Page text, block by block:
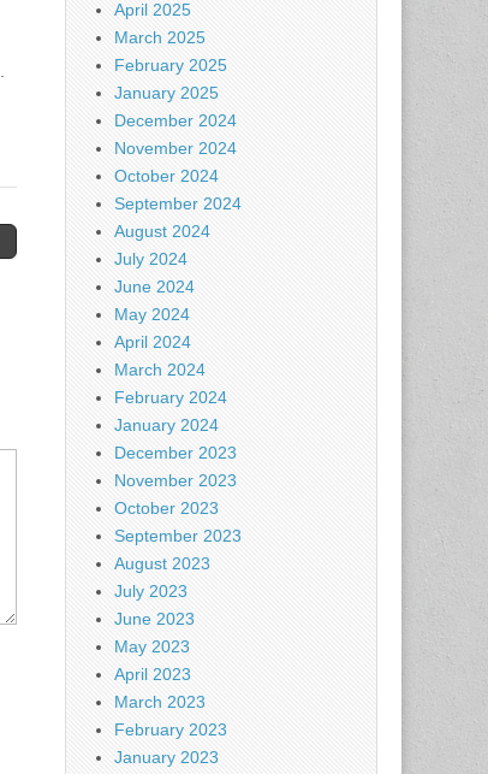
April 2025
March 2025
February 2025
January 2025
December 2024
November 2024
October 2024
September 2024
August 2024
July 2024
June 2024
May 2024
April 2024
March 2024
February 2024
January 2024
December 2023
November 2023
October 2023
September 2023
August 2023
July 2023
June 2023
May 2023
April 2023
March 2023
February 2023
January 2023